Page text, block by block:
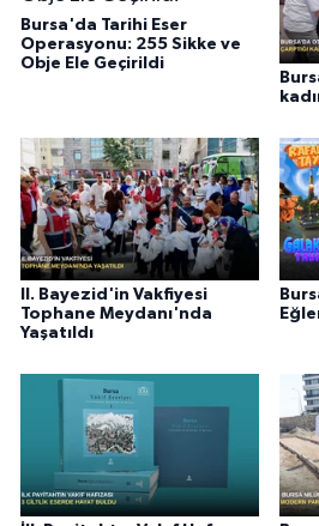
Bursa'da Tarihi Eser
Operasyonu: 255 Sikke ve
Obje Ele Geçirildi
II. Bayezid'in Vakfiyesi
Tophane Meydanı'nda
Yaşatıldı